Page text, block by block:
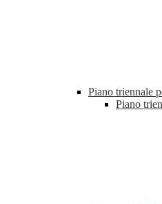
Piano triennale
Piano